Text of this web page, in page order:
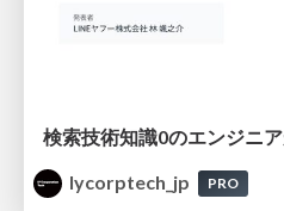
lycorptech_jp
PRO